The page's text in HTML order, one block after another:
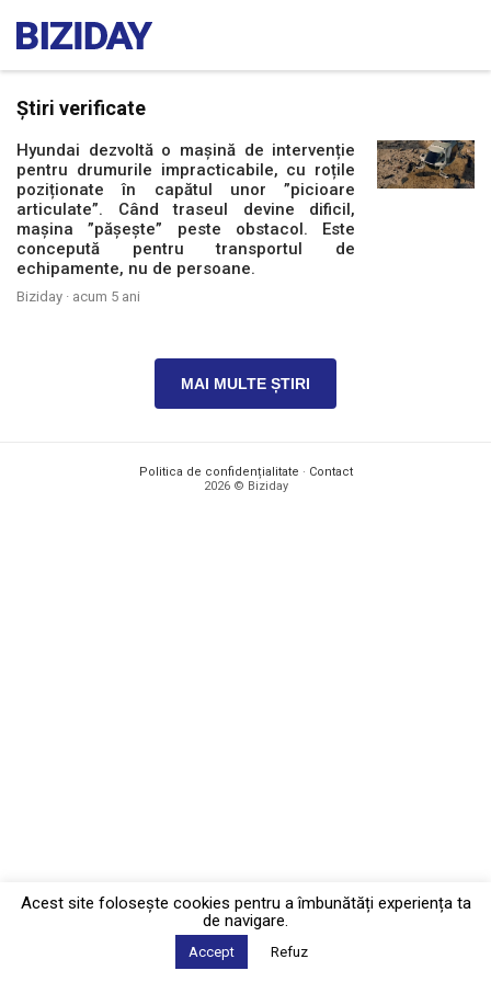
Știri verificate
Hyundai dezvoltă o mașină de intervenție
pentru drumurile impracticabile, cu roțile
poziționate în capătul unor ”picioare
articulate”. Când traseul devine dificil,
mașina ”pășește” peste obstacol. Este
concepută pentru transportul de
echipamente, nu de persoane.
Biziday · acum 5 ani
MAI MULTE ȘTIRI
Politica de confidențialitate · Contact
2026 © Biziday
Acest site foloseşte cookies pentru a îmbunătăți experiența ta
de navigare.
Accept Refuz